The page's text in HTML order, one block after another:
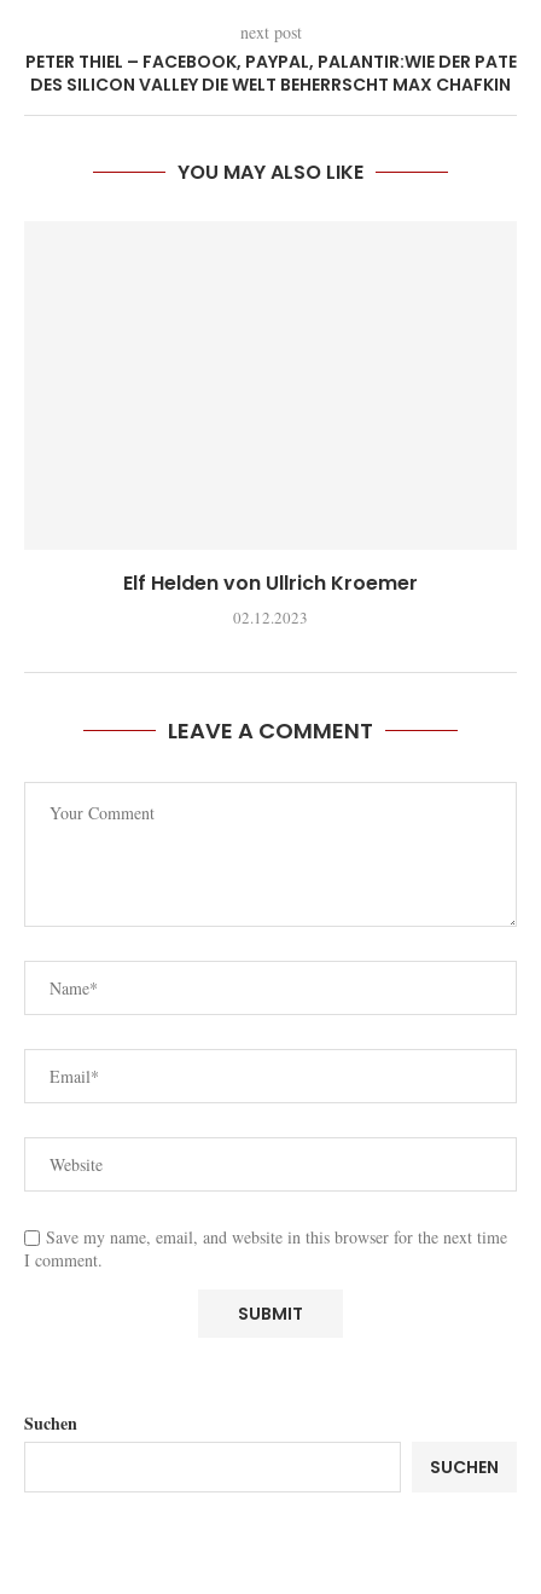
next post
PETER THIEL – FACEBOOK, PAYPAL, PALANTIR:WIE DER PATE
DES SILICON VALLEY DIE WELT BEHERRSCHT MAX CHAFKIN
YOU MAY ALSO LIKE
Elf Helden von Ullrich Kroemer
02.12.2023
LEAVE A COMMENT
Save my name, email, and website in this browser for the next time
I comment.
Suchen
SUCHEN